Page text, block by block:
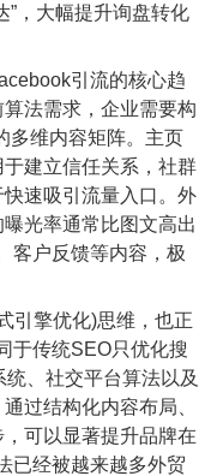
”，大幅提升询盘转化
引流的核心趋
法需求，企业需要构
多维内容矩阵。主页
建立信任关系，社群
速吸引流量入口。外
光率通常比图文高出
客户反馈等内容，极
擎优化)思维，也正
于传统SEO只优化搜
、社交平台算法以及
过结构化内容布局、
可以显著提升品牌在
已经被越来越多外贸